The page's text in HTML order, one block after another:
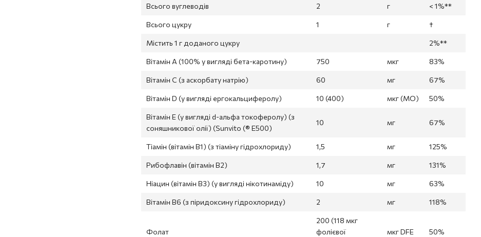
Всього вуглеводів 2 г < 1%**
Всього цукру 1 г †
Містить 1 г доданого цукру 2%**
Вітамін A (100% у вигляді бета-каротину) 750 мкг 83%
Вітамін С (з аскорбату натрію) 60 мг 67%
Вітамін D (у вигляді ергокальциферолу) 10 (400) мкг (МО) 50%
Вітамін E (у вигляді d-альфа токоферолу) (з
соняшникової олії) (Sunvito (® E500)
10 мг 67%
Тіамін (вітамін B1) (з тіаміну гідрохлориду) 1,5 мг 125%
Рибофлавін (вітамін B2) 1,7 мг 131%
Ніацин (вітамін B3) (у вигляді нікотинаміду) 10 мг 63%
Вітамін B6 (з піридоксину гідрохлориду) 2 мг 118%
Фолат
200 (118 мкг
фолієвої
мкг DFE 50%